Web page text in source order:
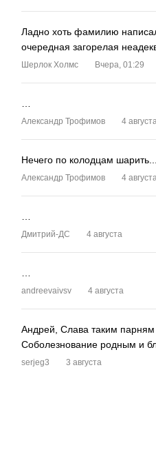
Ладно хоть фамилию
очередная загорелая
Шерлок Холмс Вчера, 01:29
Александр Трофимов 4
Нечего по колодцам
Александр Трофимов 4
Дмитрий-ДС 4 августа
andreevaivsv 4 августа
Андрей, Слава таким парням
Соболезнование родным и
serjeg3 3 августа